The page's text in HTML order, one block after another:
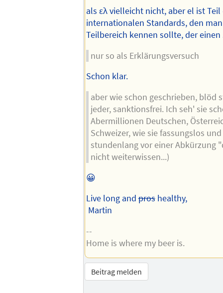
als ελ vielleicht nicht, aber el ist Teil
internationalen Standards, den
Teilbereich kennen sollte, der
nur so als Erklärungsversuch
Schon klar.
aber wie schon geschrieben, blöd
jeder, sanktionsfrei. Ich seh' sie
Abermillionen Deutschen,
Schweizer, wie sie fassungslos
stundenlang vor einer Abkürzung
nicht weiterwissen...)
😀
Live long andproshealthy,
Martin
--
Home is where my beer is.
Beitrag melden